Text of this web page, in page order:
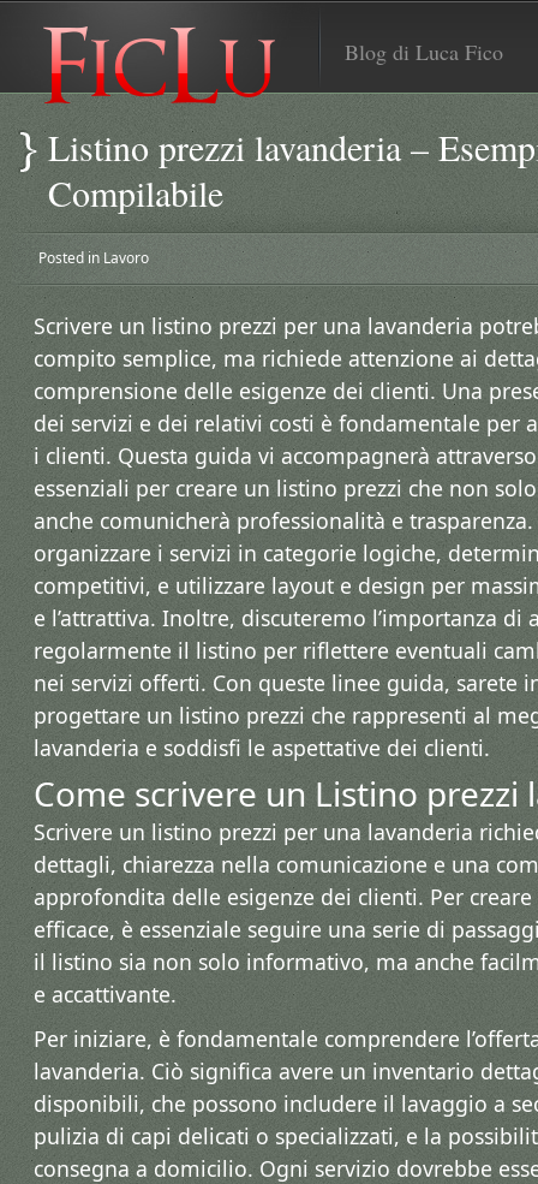
Blog di Luca Fico
Listino prezzi lavanderia –
Compilabile
Posted in Lavoro
Scrivere un listino prezzi per una lavanderia
compito semplice, ma richiede attenzione ai
comprensione delle esigenze dei clienti. Una
dei servizi e dei relativi costi è fondamentale per
i clienti. Questa guida vi accompagnerà
essenziali per creare un listino prezzi che non
anche comunicherà professionalità e
organizzare i servizi in categorie logiche,
competitivi, e utilizzare layout e design per
e l’attrattiva. Inoltre, discuteremo l’importanza di
regolarmente il listino per riflettere eventuali
nei servizi offerti. Con queste linee guida, sarete
progettare un listino prezzi che rappresenti al
lavanderia e soddisfi le aspettative dei clienti.
Come scrivere un Listino prezzi
Scrivere un listino prezzi per una lavanderia
dettagli, chiarezza nella comunicazione e una
approfondita delle esigenze dei clienti. Per
efficace, è essenziale seguire una serie di
il listino sia non solo informativo, ma anche
e accattivante.
Per iniziare, è fondamentale comprendere
lavanderia. Ciò significa avere un inventario
disponibili, che possono includere il lavaggio a
pulizia di capi delicati o specializzati, e la
consegna a domicilio. Ogni servizio dovrebbe